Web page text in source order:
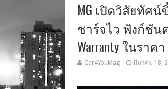
MG เปิดวิสัยทัศน์
ชาร์จไว ฟังก์ชัน
Warranty ในราคา
Car4YouMag มีนาคม 18,